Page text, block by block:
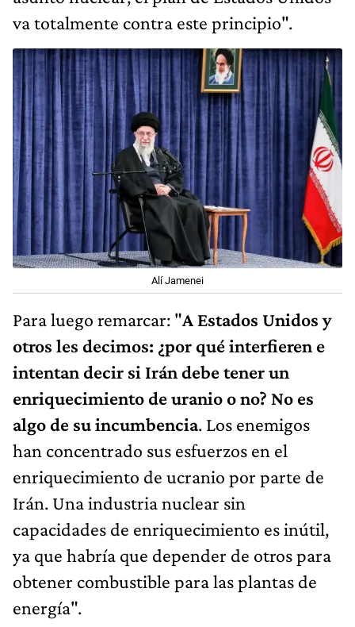
va totalmente contra este principio".
Alí Jamenei
Para luego remarcar: "A Estados Unidos y
otros les decimos: ¿por qué interfieren e
intentan decir si Irán debe tener un
enriquecimiento de uranio o no? No es
algo de su incumbencia. Los enemigos
han concentrado sus esfuerzos en el
enriquecimiento de ucranio por parte de
Irán. Una industria nuclear sin
capacidades de enriquecimiento es inútil,
ya que habría que depender de otros para
obtener combustible para las plantas de
energía".